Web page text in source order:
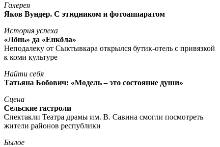
Галерея
Яков Вундер. С этюдником и фотоаппаратом
История успеха
«Лöнь» да «Енкöла»
Неподалеку от Сыктывкара открылся бутик-отель с привязкой
к коми культуре
Найти себя
Татьяна Бобович: «Модель – это состояние души»
Сцена
Сельские гастроли
Спектакли Театра драмы им. В. Савина смогли посмотреть
жители районов республики
Былое